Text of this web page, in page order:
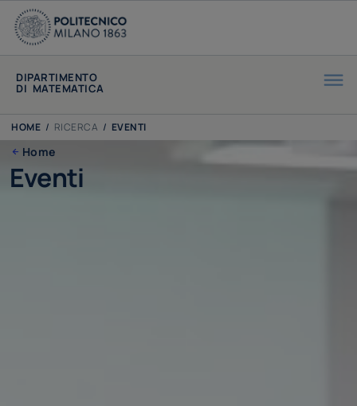
DIPARTIMENTO
DI MATEMATICA
HOME / RICERCA / EVENTI
Home
Eventi